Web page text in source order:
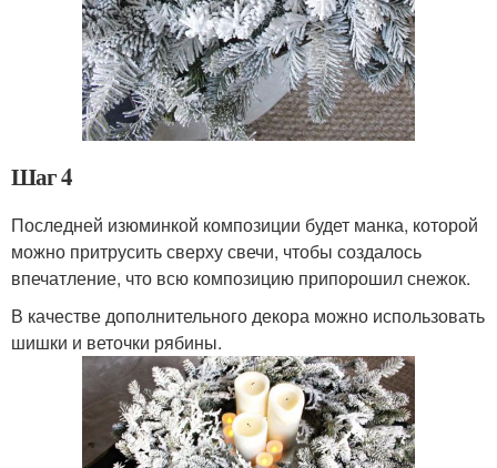
Шаг 4
Последней изюминкой композиции будет манка, которой
можно притрусить сверху свечи, чтобы создалось
впечатление, что всю композицию припорошил снежок.
В качестве дополнительного декора можно использовать
шишки и веточки рябины.